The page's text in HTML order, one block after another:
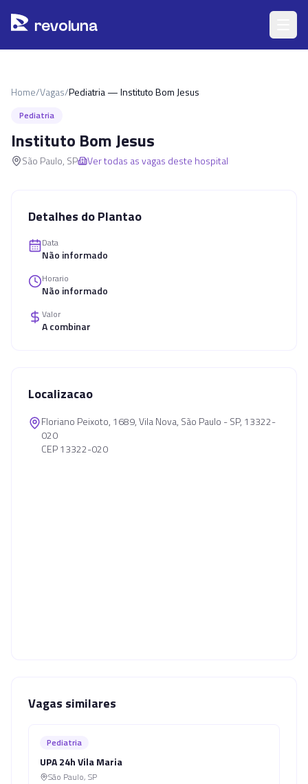
revoluna
Home/Vagas/Pediatria — Instituto Bom Jesus
Pediatria
Instituto Bom Jesus
São Paulo, SP Ver todas as vagas deste hospital
Detalhes do Plantao
Data
Não informado
Horario
Não informado
Valor
A combinar
Localizacao
Floriano Peixoto, 1689, Vila Nova, São Paulo - SP, 13322-
020
CEP 13322-020
Vagas similares
Pediatria
UPA 24h Vila Maria
São Paulo, SP